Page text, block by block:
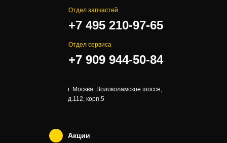
Отдел запчастей
+7 495 210-97-65
Отдел сервиса
+7 909 944-50-84
г. Москва, Волоколамское шоссе,
д.112, корп.5
Акции